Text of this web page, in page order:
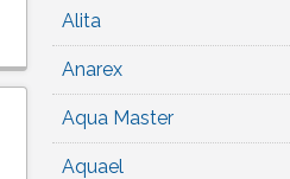
Alita
Anarex
Aqua Master
Aquael